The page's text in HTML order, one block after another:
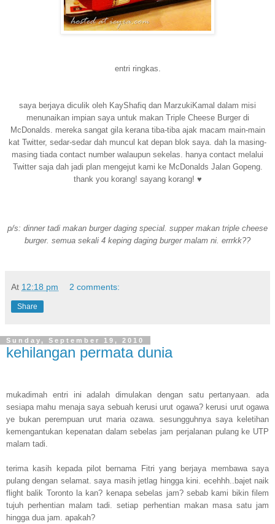
entri ringkas.
saya berjaya diculik oleh KayShafiq dan MarzukiKamal dalam misi
menunaikan impian saya untuk makan Triple Cheese Burger di
McDonalds. mereka sangat gila kerana tiba-tiba ajak macam main-main
kat Twitter, sedar-sedar dah muncul kat depan blok saya. dah la masing-
masing tiada contact number walaupun sekelas. hanya contact melalui
Twitter saja dah jadi plan mengejut kami ke McDonalds Jalan Gopeng.
thank you korang! sayang korang! ♥
p/s: dinner tadi makan burger daging special. supper makan triple cheese
burger. semua sekali 4 keping daging burger malam ni. errrkk??
At 12:18 pm 2 comments:
Share
Sunday, September 19, 2010
kehilangan permata dunia
mukadimah entri ini adalah dimulakan dengan satu pertanyaan. ada
sesiapa mahu menaja saya sebuah kerusi urut ogawa? kerusi urut ogawa
ye bukan perempuan urut maria ozawa. sesungguhnya saya keletihan
kemengantukan kepenatan dalam sebelas jam perjalanan pulang ke UTP
malam tadi.
terima kasih kepada pilot bernama Fitri yang berjaya membawa saya
pulang dengan selamat. saya masih jetlag hingga kini. ecehhh..bajet naik
flight balik Toronto la kan? kenapa sebelas jam? sebab kami bikin filem
tujuh perhentian malam tadi. setiap perhentian makan masa satu jam
hingga dua jam. apakah?